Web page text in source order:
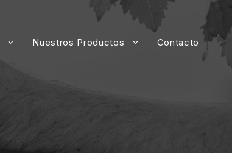
Nuestros Productos Contacto